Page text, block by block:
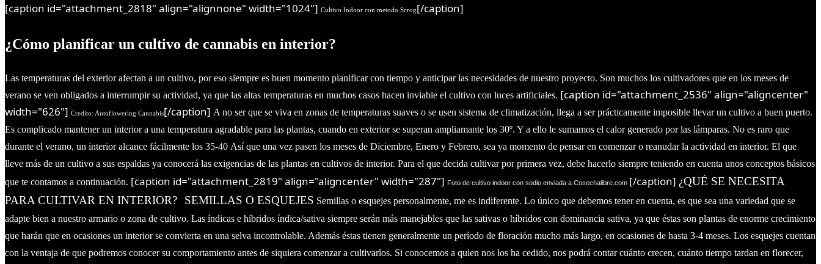
[caption id="attachment_2818" align="alignnone" width="1024"] Cultivo Indoor con metodo Scrog[/caption]
¿Cómo planificar un cultivo de cannabis en interior?
Las temperaturas del exterior afectan a un cultivo, por eso siempre es buen momento planificar con tiempo y anticipar las necesidades de nuestro proyecto. Son muchos los cultivadores que en los meses de
verano se ven obligados a interrumpir su actividad, ya que las altas temperaturas en muchos casos hacen inviable el cultivo con luces artificiales. [caption id="attachment_2536" align="aligncenter"
width="626"] Credito: Autoflowering Cannabis[/caption] A no ser que se viva en zonas de temperaturas suaves o se usen sistema de climatización, llega a ser prácticamente imposible llevar un cultivo a buen puerto.
Es complicado mantener un interior a una temperatura agradable para las plantas, cuando en exterior se superan ampliamante los 30º. Y a ello le sumamos el calor generado por las lámparas. No es raro que
durante el verano, un interior alcance fácilmente los 35-40 Así que una vez pasen los meses de Diciembre, Enero y Febrero, sea ya momento de pensar en comenzar o reanudar la actividad en interior. El que
lleve más de un cultivo a sus espaldas ya conocerá las exigencias de las plantas en cultivos de interior. Para el que decida cultivar por primera vez, debe hacerlo siempre teniendo en cuenta unos conceptos básicos
que te contamos a continuación. [caption id="attachment_2819" align="aligncenter" width="287"] Foto de cultivo indoor con sodio enviada a Cosechalibre.com [/caption] ¿QUÉ SE NECESITA
PARA CULTIVAR EN INTERIOR?
SEMILLAS O ESQUEJES Semillas o esquejes personalmente, me es indiferente. Lo único que debemos tener en cuenta, es que sea una variedad que se
adapte bien a nuestro armario o zona de cultivo. Las índicas e híbridos índica/sativa siempre serán más manejables que las sativas o híbridos con dominancia sativa, ya que éstas son plantas de enorme crecimiento
que harán que en ocasiones un interior se convierta en una selva incontrolable. Además éstas tienen generalmente un período de floración mucho más largo, en ocasiones de hasta 3-4 meses. Los esquejes cuentan
con la ventaja de que podremos conocer su comportamiento antes de siquiera comenzar a cultivarlos. Si conocemos a quien nos los ha cedido, nos podrá contar cuánto crecen, cuánto tiempo tardan en florecer,